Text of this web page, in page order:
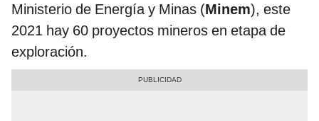
Ministerio de Energía y Minas (Minem), este
2021 hay 60 proyectos mineros en etapa de
exploración.